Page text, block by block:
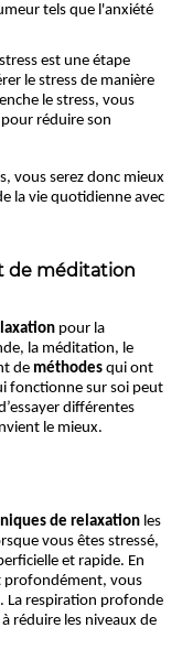
tels que l'anxiété
est une étape
le stress de manière
le stress, vous
réduire son
vous serez donc mieux
la vie quotidienne avec
de méditation
la méditation, le
de méthodes qui ont
fonctionne sur soi peut
différentes
le mieux.
de relaxation les
vous êtes stressé,
et rapide. En
profondément, vous
La respiration profonde
réduire les niveaux de